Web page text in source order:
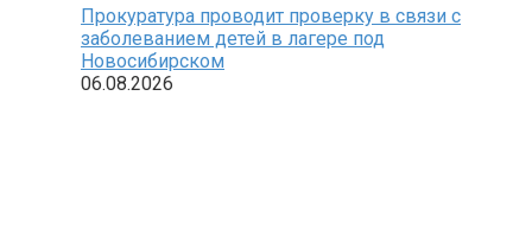
Прокуратура проводит проверку в связи с
заболеванием детей в лагере под
Новосибирском
06.08.2026